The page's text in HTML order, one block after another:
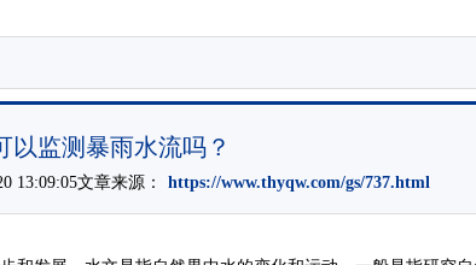
以监测暴雨水流吗？
文章来源： https://www.thyqw.com/gs/737.html